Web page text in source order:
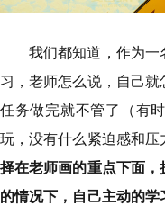
我们都知道，作为一
习，老师怎么说，自己就
任务做完就不管了（有
玩，没有什么紧迫感和
择在老师画的重点下面
的情况下，自己主动的学